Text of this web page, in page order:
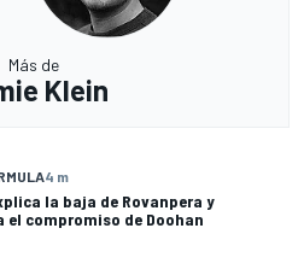
Más de
Klein
4 m
la baja de Rovanpera y
el compromiso de Doohan